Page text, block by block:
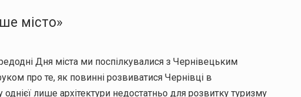
місто»
Дня міста ми поспілкувалися з Чернівецьким
про те, як повинні розвиватися Чернівці в
лише архітектури недостатньо для розвитку туризму